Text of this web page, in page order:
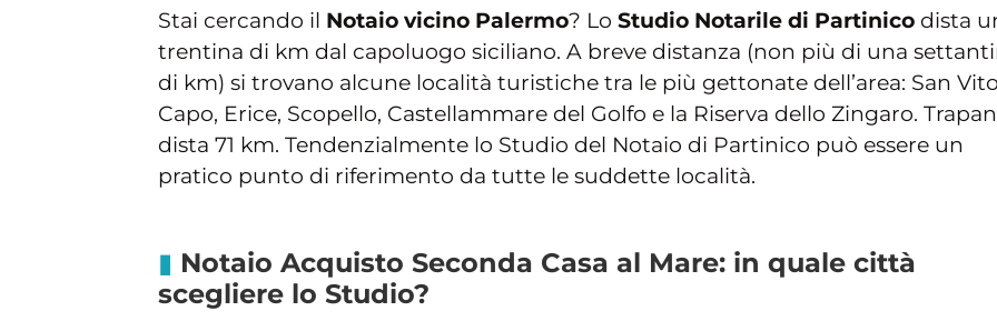
Stai cercando il Notaio vicino Palermo? Lo Studio Notarile di Partinico dista
trentina di km dal capoluogo siciliano. A breve distanza (non più di una
di km) si trovano alcune località turistiche tra le più gettonate dell’area: San
Capo, Erice, Scopello, Castellammare del Golfo e la Riserva dello Zingaro.
dista 71 km. Tendenzialmente lo Studio del Notaio di Partinico può essere un
pratico punto di riferimento da tutte le suddette località.
Notaio Acquisto Seconda Casa al Mare: in quale città
scegliere lo Studio?